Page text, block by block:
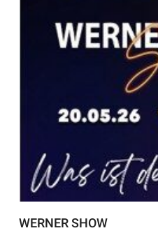
WERNER SHOW